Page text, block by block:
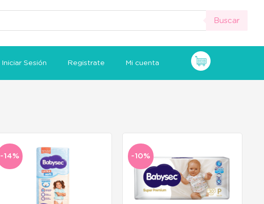
Buscar
Iniciar Sesión Registrate Mi cuenta
-14% -10%